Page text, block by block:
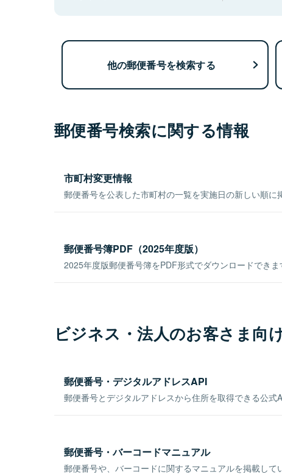
他の郵便番号を検索する
郵便番号検索に関する情報
市町村変更情報
郵便番号を公表した市町村の一覧を実施日の新しい順に
郵便番号簿PDF（2025年度版）
2025年度版郵便番号簿をPDF形式でダウンロードできま
ビジネス・法人のお客さま向
郵便番号・デジタルアドレスAPI
郵便番号とデジタルアドレスから住所を取得できる公式
郵便番号・バーコードマニュアル
郵便番号や、バーコードに関するマニュアルを掲載して